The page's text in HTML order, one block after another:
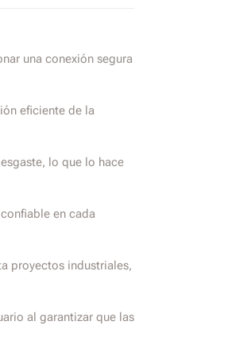
una conexión segura
eficiente de la
lo que lo hace
en cada
proyectos industriales,
al garantizar que las